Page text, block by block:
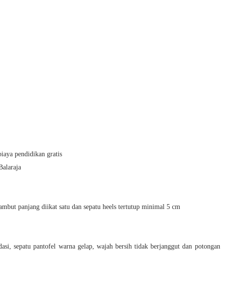
pendidikan gratis
panjang diikat satu dan sepatu heels tertutup minimal 5 cm
sepatu pantofel warna gelap, wajah bersih tidak berjanggut dan potongan